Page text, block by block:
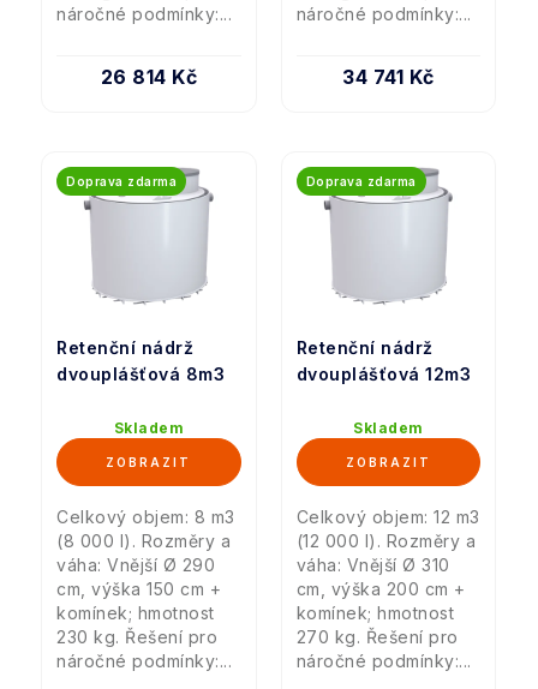
26 814 Kč
náročné podmínky:...
34 741 Kč
náročné podmínky:...
Retenční nádrž
dvouplášťová 8m3
Doprava zdarma
Skladem
Celkový objem: 8 m3
(8 000 l). Rozměry a
váha: Vnější Ø 290
cm, výška 150 cm +
komínek; hmotnost
230 kg. Řešení pro
náročné podmínky:...
Retenční nádrž
dvouplášťová 12m3
Doprava zdarma
Skladem
Celkový objem: 12 m3
(12 000 l). Rozměry a
váha: Vnější Ø 310
cm, výška 200 cm +
komínek; hmotnost
270 kg. Řešení pro
náročné podmínky:...